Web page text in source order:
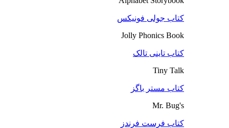
کتاب جولی فونیکس
Jolly Phonics Book
کتاب تاینی تالک
Tiny Talk
کتاب مستر باگز
Mr. Bug's
کتاب فرست فرندز